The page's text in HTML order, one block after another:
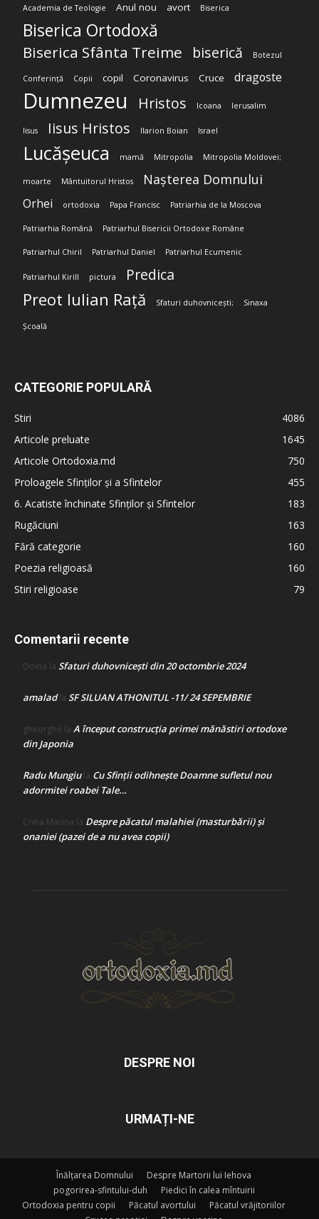
Academia de Teologie Anul nou avort Biserica
Biserica Ortodoxă
Biserica Sfânta Treime biserică Botezul
Conferință Copii copil Coronavirus Cruce dragoste
Dumnezeu Hristos Icoana Ierusalim
Iisus Iisus Hristos Ilarion Boian Israel
Lucășeuca mamă Mitropolia Mitropolia Moldovei;
moarte Mântuitorul Hristos Nașterea Domnului
Orhei ortodoxia Papa Francisc Patriarhia de la Moscova
Patriarhia Română Patriarhul Bisericii Ortodoxe Române
Patriarhul Chiril Patriarhul Daniel Patriarhul Ecumenic
Patriarhul Kirill pictura Predica
Preot Iulian Rață Sfaturi duhovnicești; Sinaxa
Școală
CATEGORIE POPULARĂ
Stiri
4086
Articole preluate
1645
Articole Ortodoxia.md
750
Proloagele Sfinților și a Sfintelor
455
6. Acatiste închinate Sfinților și Sfintelor
183
Rugăciuni
163
Fără categorie
160
Poezia religioasă
160
Stiri religioase
79
Comentarii recente
Doina la Sfaturi duhovnicești din 20 octombrie 2024
amaladla SF SILUAN ATHONITUL -11/ 24 SEPEMBRIE
gheorghe la A început construcţia primei mănăstiri ortodoxe
din Japonia
Radu Mungiula Cu Sfinții odihnește Doamne sufletul nou
adormitei roabei Tale…
Crina Marina la Despre păcatul malahiei (masturbării) şi
onaniei (pazei de a nu avea copii)
DESPRE NOI
URMAȚI-NE
Înălțarea Domnului
Despre Martorii lui Iehova
pogorirea-sfintului-duh
Piedici în calea mîntuirii
Ortodoxia pentru copii
Păcatul avortului
Păcatul vrăjitoriilor